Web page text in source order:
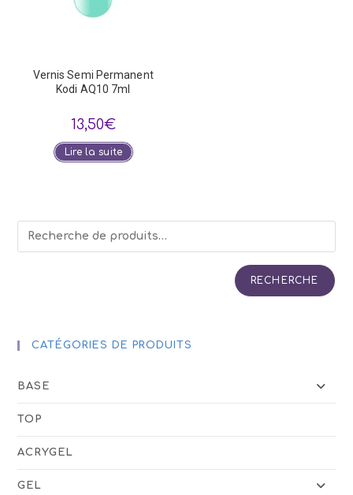
Vernis Semi Permanent
Kodi AQ10 7ml
13,50€
Lire la suite
RECHERCHE
CATÉGORIES DE PRODUITS
BASE
TOP
ACRYGEL
GEL